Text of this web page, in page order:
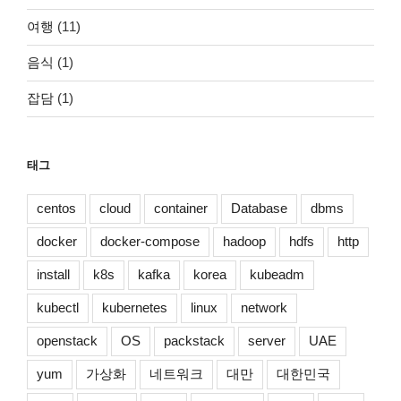
여행 (11)
음식 (1)
잡담 (1)
태그
centos cloud container Database dbms
docker docker-compose hadoop hdfs http
install k8s kafka korea kubeadm
kubectl kubernetes linux network
openstack OS packstack server UAE
yum 가상화 네트워크 대만 대한민국